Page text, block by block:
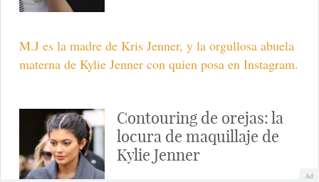
M.J es la madre de Kris Jenner, y la orgullosa abuela
materna de Kylie Jenner con quien posa en Instagram.
Contouring de orejas: la
locura de maquillaje de
Kylie Jenner
Ad